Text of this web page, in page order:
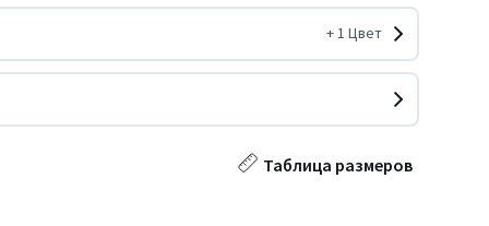
+1 Цвет
Таблица размеров